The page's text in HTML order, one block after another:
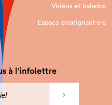
Vidéos et balados
Espace enseignant·e⋅s
à l'infolettre